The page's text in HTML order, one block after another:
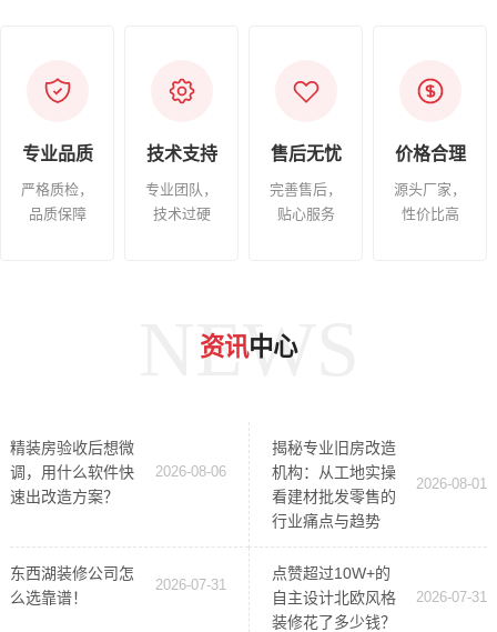
专业品质
严格质检，
品质保障
技术支持
专业团队，
技术过硬
售后无忧
完善售后，
贴心服务
价格合理
源头厂家，
性价比高
NEWS
资讯中心
精装房验收后想微
调，用什么软件快
速出改造方案？
2026-08-06
揭秘专业旧房改造
机构：从工地实操
看建材批发零售的
行业痛点与趋势
2026-08-01
东西湖装修公司怎
么选靠谱！
2026-07-31
点赞超过10W+的
自主设计北欧风格
装修花了多少钱？
2026-07-31